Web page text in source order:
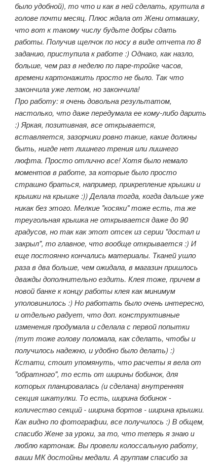
было удобной), то что и как в ней сделать, крутила в
голове почти месяц. Плюс ждала от Жени отмашку,
что вот к такому числу будьте добры сдать
работы. Получив щелчок по носу в виде отчета по 8
заданию, приступила к работе :) Однако, как назло,
больше, чем раз в неделю по паре-тройке часов,
времени картонажить просто не было. Так что
закончила уже летом, но закончила!
Про работу: я очень довольна результатом,
настолько, что даже передумала ее кому-либо дарить
:) Яркая, позитивная, все открывается,
вставляется, зазорчики ровно такие, какие должны
быть, нигде нет лишнего трения или лишнего
люфта. Просто отлично все! Хотя было немало
моментов в работе, за которые было просто
страшно браться, например, прикрепление крышки и
крышки на крышке :)) Делала тогда, когда дальше уже
никак без этого. Мелкие "косяки" тоже есть, та же
треугольная крышка не открывается даже до 90
градусов, но так как этот отсек из серии "достал и
закрыл", то главное, что вообще открывается :) И
еще постоянно кончались материалы. Тканей ушло
раза в два больше, чем ожидала, в магазин пришлось
дважды дополнительно ездить. Клея тоже, причем в
новой банке к концу работы клея как минимум
уполовинилось :) Но работать было очень интересно,
и отдельно радует, что доп. конструктивные
изменения продумала и сделала с первой попытки
(тут тоже голову поломала, как сделать, чтобы и
получилось надежно, и удобно было делать) :)
Кстати, стоит упомянуть, что расчеты я вела от
"обратного", то есть от ширины бобинок, для
которых планировалась (и сделана) внутренняя
секция шкатулки. То есть, ширина бобинок -
количество секций - ширина бортов - ширина крышки.
Как видно по фотографии, все получилось :) В общем,
спасибо Жене за уроки, за то, что теперь я знаю и
люблю картонаж. Вы провели колоссальную работу,
ваши МК достойны медали. А группам спасибо за